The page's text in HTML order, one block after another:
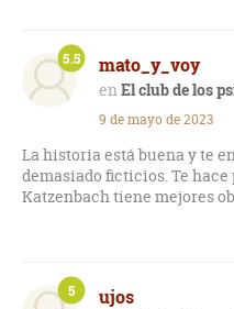
mato_y_voy
El club de los
5.5
9 de mayo de 2023
La historia está buena y te
demasiado ficticios. Te
Katzenbach tiene mejores
ujos
5